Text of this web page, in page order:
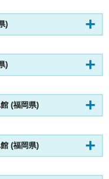
)
)
(福岡県)
(福岡県)